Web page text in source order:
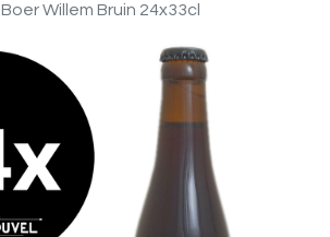
Boer Willem Bruin 24x33cl